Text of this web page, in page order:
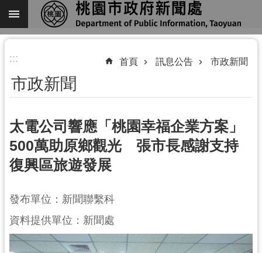
跳到主要內容區塊
進
搜
尋
關
於
們
機
關
::: 首頁 訊息公告 市政新聞
市政新聞
太電公司響應「桃園幸福企業方案」
500萬助原鄉觀光 張市長感謝支持
復興區旅遊發展
發布單位：新聞聯繫科
資料提供單位：新聞處